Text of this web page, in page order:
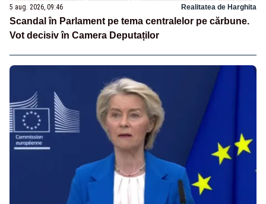
5 aug. 2026, 09:46 Realitatea de Harghita
Scandal în Parlament pe tema centralelor pe cărbune.
Vot decisiv în Camera Deputaților